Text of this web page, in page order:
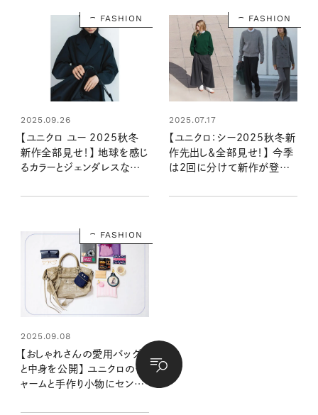
FASHION
2025.09.26
【ユニクロ ユー 2025秋冬
新作全部見せ！】 地球を感じ
るカラーとジェンダレスなスタ
ムを大公開！
FASHION
2025.07.17
【ユニクロ：シー2025秋冬新
作先出し＆全部見せ！】 今季
は2回に分けて新作が登場！
ック
FASHION
2025.09.08
【おしゃれさんの愛用バッグ
と中身を公開】 ユニクロのチ
ャームと手作り小物にセンス